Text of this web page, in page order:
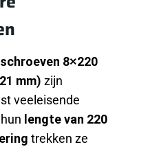
8×220
mm) zijn
veeleisende
lengte van 220
trekken ze